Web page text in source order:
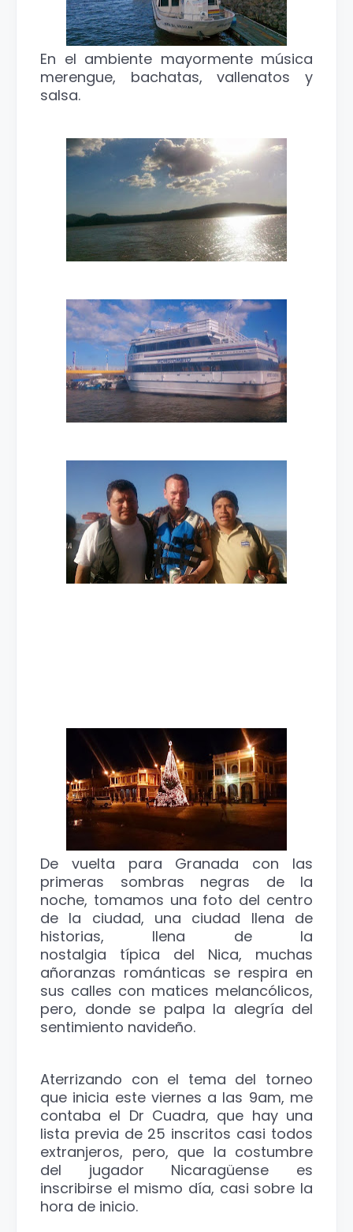
En el ambiente mayormente música
merengue, bachatas, vallenatos y
salsa.
De vuelta para Granada con las
primeras sombras negras de la
noche, tomamos una foto del centro
de la ciudad, una ciudad llena de
historias, llena de la
nostalgia típica del Nica, muchas
añoranzas románticas se respira en
sus calles con matices melancólicos,
pero, donde se palpa la alegría del
sentimiento navideño.
Aterrizando con el tema del torneo
que inicia este viernes a las 9am, me
contaba el Dr Cuadra, que hay una
lista previa de 25 inscritos casi todos
extranjeros, pero, que la costumbre
del jugador Nicaragüense es
inscribirse el mismo día, casi sobre la
hora de inicio.